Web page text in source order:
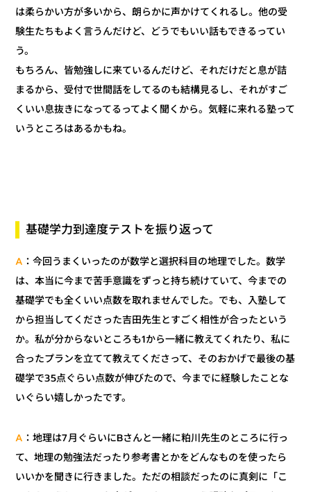
は柔らかい方が多いから、朗らかに声かけてくれるし。他の受
験生たちもよく言うんだけど、どうでもいい話もできるってい
う。
もちろん、皆勉強しに来ているんだけど、それだけだと息が詰
まるから、受付で世間話をしてるのも結構見るし、それがすご
くいい息抜きになってるってよく聞くから。気軽に来れる塾って
いうところはあるかもね。
基礎学力到達度テストを振り返って
A ：今回うまくいったのが数学と選択科目の地理でした。数学
は、本当に今まで苦手意識をずっと持ち続けていて、今までの
基礎学でも全くいい点数を取れませんでした。でも、入塾して
から担当してくださった吉田先生とすごく相性が合ったという
か。私が分からないところも1から一緒に教えてくれたり、私に
合ったプランを立てて教えてくださって、そのおかげで最後の基
礎学で35点ぐらい点数が伸びたので、今までに経験したことな
いぐらい嬉しかったです。
A ：地理は7月ぐらいにBさんと一緒に粕川先生のところに行っ
て、地理の勉強法だったり参考書とかをどんなものを使ったら
いいかを聞きに行きました。ただの相談だったのに真剣に「こ